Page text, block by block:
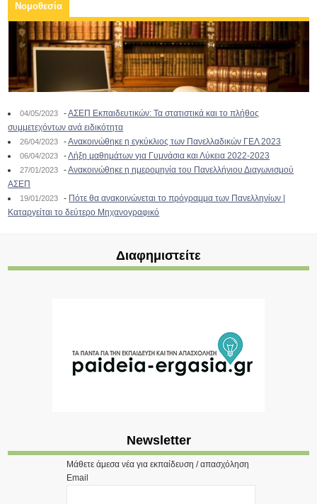
Νομοθεσία
04/05/2023 -ΑΣΕΠ Εκπαιδευτικών: Τα στατιστικά και το πλήθος
συμμετεχόντων ανά ειδικότητα
26/04/2023 -Ανακοινώθηκε η εγκύκλιος των Πανελλαδικών ΓΕΛ 2023
06/04/2023 -Λήξη μαθημάτων για Γυμνάσια και Λύκεια 2022-2023
27/01/2023 -Ανακοινώθηκε η ημερομηνία του Πανελλήνιου Διαγωνισμού
ΑΣΕΠ
19/01/2023 - Πότε θα ανακοινώνεται το πρόγραμμα των Πανελληνίων |
Καταργείται το δεύτερο Μηχανογραφικό
Διαφημιστείτε
Newsletter
Μάθετε άμεσα νέα για εκπαίδευση / απασχόληση
Email